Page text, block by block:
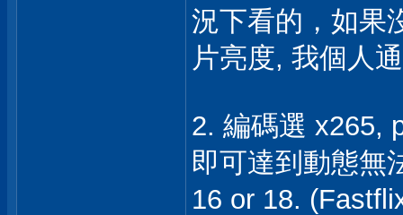
況下看的，如果
片亮度, 我個人
2. 編碼選 x265,
即可達到動態無
16 or 18.